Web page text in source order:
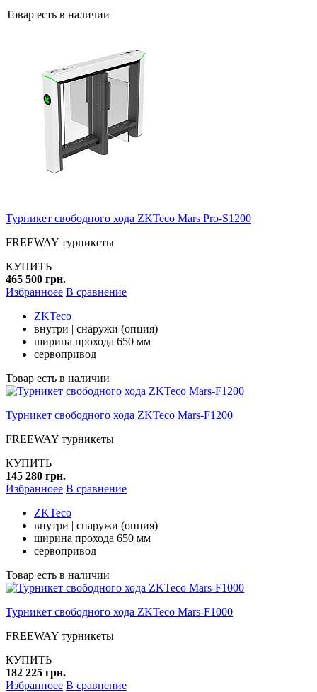
Товар есть в наличии
Турникет свободного хода ZKTeco Mars Pro-S1200
FREEWAY турникеты
КУПИТЬ
465 500 грн.
Избранноее В сравнение
ZKTeco
внутри | снаружи (опция)
ширина прохода 650 мм
сервопривод
Товар есть в наличии
Турникет свободного хода ZKTeco Mars-F1200
FREEWAY турникеты
КУПИТЬ
145 280 грн.
Избранноее В сравнение
ZKTeco
внутри | снаружи (опция)
ширина прохода 650 мм
сервопривод
Товар есть в наличии
Турникет свободного хода ZKTeco Mars-F1000
FREEWAY турникеты
КУПИТЬ
182 225 грн.
Избранноее В сравнение